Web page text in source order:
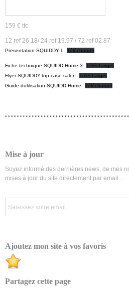
159 € ttc
12 ref 26.18/ 24 ref 19.97 / 72 ref 02.87
Presentation-SQUIDDY-1 Télécharger
Fiche-technique-SQUIDD-Home-3
Télécharger
Flyer-SQUIDDY-top-case-salon
Télécharger
Guide-dutilisation-SQUIDD-Home
Télécharger
Mise à jour
Soyez informé des dernières news, de mes
mises à jour du site directement par email...
Ajoutez mon site à vos favoris
Partagez cette page